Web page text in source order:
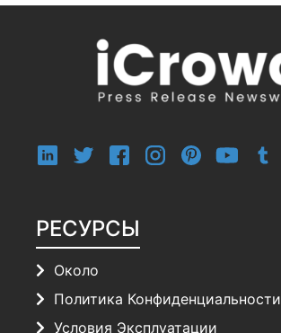
РЕСУРСЫ
Около
Политика Конфиденциальности
Условия Эксплуатации